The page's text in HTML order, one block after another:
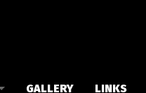
GALLERY LINKS